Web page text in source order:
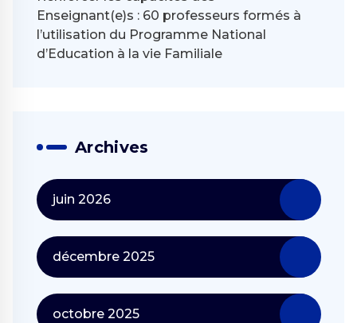
Enseignant(e)s : 60 professeurs formés à
l’utilisation du Programme National
d’Education à la vie Familiale
Archives
juin 2026
décembre 2025
octobre 2025